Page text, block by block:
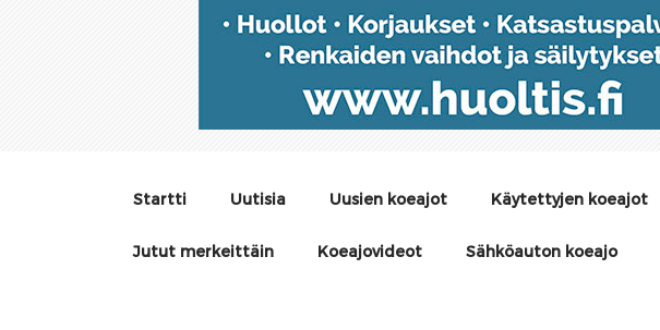
Startti Uutisia Uusien koeajot Käytettyjen koeajot
Jutut merkeittäin Koeajovideot Sähköauton koeajo